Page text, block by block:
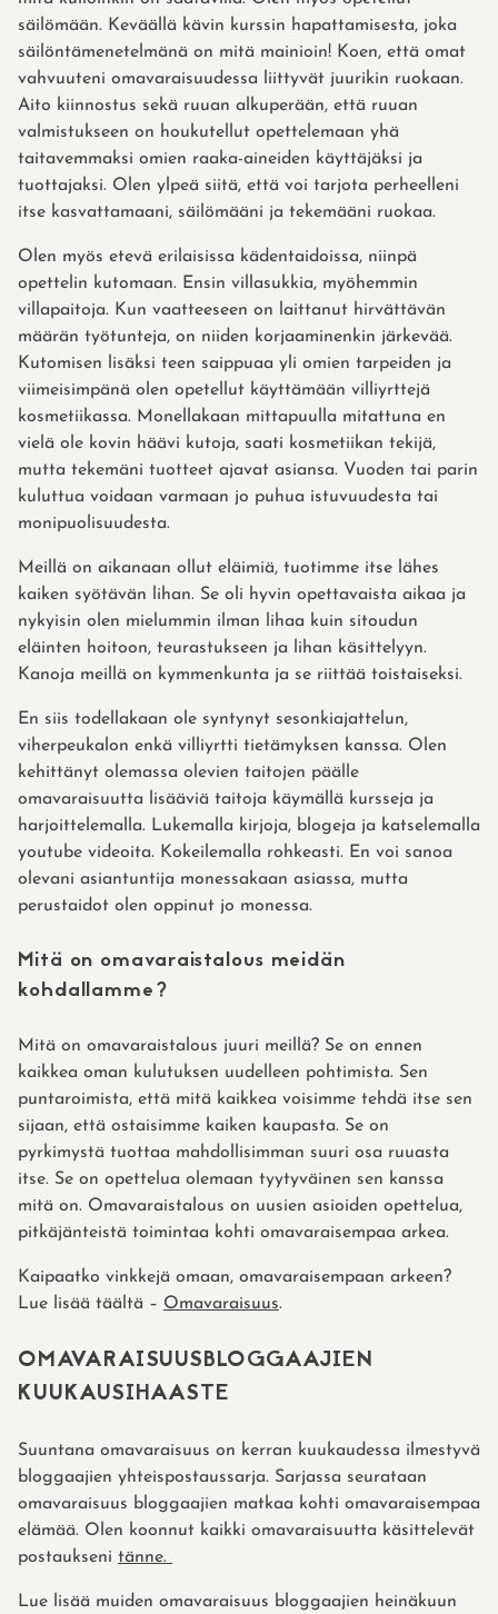
säilömään. Keväällä kävin kurssin hapattamisesta, joka
säilöntämenetelmänä on mitä mainioin! Koen, että omat
vahvuuteni omavaraisuudessa liittyvät juurikin ruokaan.
Aito kiinnostus sekä ruuan alkuperään, että ruuan
valmistukseen on houkutellut opettelemaan yhä
taitavemmaksi omien raaka-aineiden käyttäjäksi ja
tuottajaksi. Olen ylpeä siitä, että voi tarjota perheelleni
itse kasvattamaani, säilömääni ja tekemääni ruokaa.
Olen myös etevä erilaisissa kädentaidoissa, niinpä
opettelin kutomaan. Ensin villasukkia, myöhemmin
villapaitoja. Kun vaatteeseen on laittanut hirvättävän
määrän työtunteja, on niiden korjaaminenkin järkevää.
Kutomisen lisäksi teen saippuaa yli omien tarpeiden ja
viimeisimpänä olen opetellut käyttämään villiyrttejä
kosmetiikassa. Monellakaan mittapuulla mitattuna en
vielä ole kovin häävi kutoja, saati kosmetiikan tekijä,
mutta tekemäni tuotteet ajavat asiansa. Vuoden tai parin
kuluttua voidaan varmaan jo puhua istuvuudesta tai
monipuolisuudesta.
Meillä on aikanaan ollut eläimiä, tuotimme itse lähes
kaiken syötävän lihan. Se oli hyvin opettavaista aikaa ja
nykyisin olen mielummin ilman lihaa kuin sitoudun
eläinten hoitoon, teurastukseen ja lihan käsittelyyn.
Kanoja meillä on kymmenkunta ja se riittää toistaiseksi.
En siis todellakaan ole syntynyt sesonkiajattelun,
viherpeukalon enkä villiyrtti tietämyksen kanssa. Olen
kehittänyt olemassa olevien taitojen päälle
omavaraisuutta lisääviä taitoja käymällä kursseja ja
harjoittelemalla. Lukemalla kirjoja, blogeja ja katselemalla
youtube videoita. Kokeilemalla rohkeasti. En voi sanoa
olevani asiantuntija monessakaan asiassa, mutta
perustaidot olen oppinut jo monessa.
Mitä on omavaraistalous meidän
kohdallamme?
Mitä on omavaraistalous juuri meillä? Se on ennen
kaikkea oman kulutuksen uudelleen pohtimista. Sen
puntaroimista, että mitä kaikkea voisimme tehdä itse sen
sijaan, että ostaisimme kaiken kaupasta. Se on
pyrkimystä tuottaa mahdollisimman suuri osa ruuasta
itse. Se on opettelua olemaan tyytyväinen sen kanssa
mitä on. Omavaraistalous on uusien asioiden opettelua,
pitkäjänteistä toimintaa kohti omavaraisempaa arkea.
Kaipaatko vinkkejä omaan, omavaraisempaan arkeen?
Lue lisää täältä – Omavaraisuus.
OMAVARAISUUSBLOGGAAJIEN
KUUKAUSIHAASTE
Suuntana omavaraisuus on kerran kuukaudessa ilmestyvä
bloggaajien yhteispostaussarja. Sarjassa seurataan
omavaraisuus bloggaajien matkaa kohti omavaraisempaa
elämää. Olen koonnut kaikki omavaraisuutta käsittelevät
postaukseni tänne.
Lue lisää muiden omavaraisuus bloggaajien heinäkuun